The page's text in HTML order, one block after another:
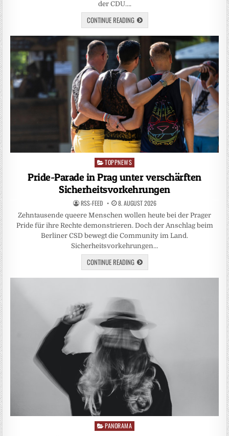
der CDU….
CONTINUE READING
Posted
in
TOPPNEWS
Pride-Parade in Prag unter verschärften
Sicherheitsvorkehrungen
RSS-FEED 8. AUGUST 2026
Zehntausende queere Menschen wollen heute bei der Prager
Pride für ihre Rechte demonstrieren. Doch der Anschlag beim
Berliner CSD bewegt die Community im Land.
Sicherheitsvorkehrungen…
CONTINUE READING
Posted
PANORAMA